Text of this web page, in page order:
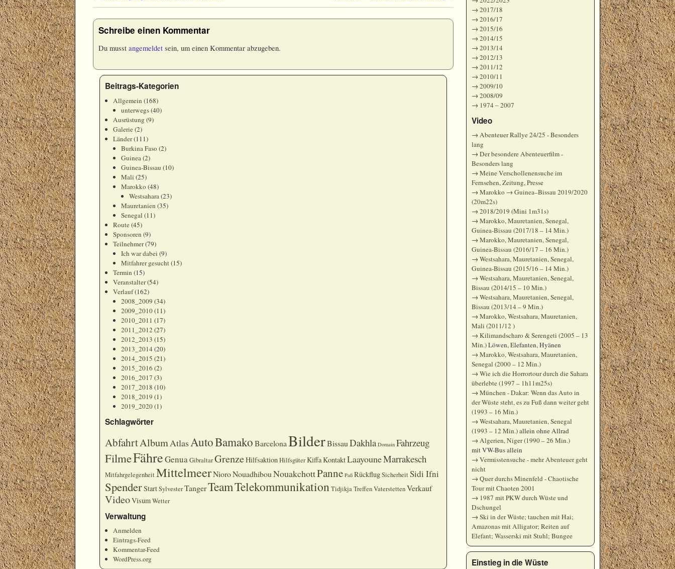
Schreibe einen Kommentar
Du musst angemeldet sein, um einen Kommentar abzugeben.
Beitrags-Kategorien
Allgemein (168)
unterwegs(40)
Ausrüstung (9)
Galerie(2)
Länder(111)
Burkina Faso (2)
Guinea(2)
Guinea-Bissau (10)
Mali (25)
Marokko (48)
Westsahara(23)
Mauretanien (35)
Senegal (11)
Route(45)
Sponsoren (9)
Teilnehmer(79)
Ich war dabei (9)
Mitfahrer gesucht(15)
Termin (15)
Veranstalter(54)
Verlauf(162)
2008_2009 (34)
2009_2010(11)
2010_2011 (17)
2011_2012 (27)
2012_2013 (15)
2013_2014(20)
2014_2015 (21)
2015_2016 (2)
2016_2017 (3)
2017_2018 (10)
2018_2019 (1)
2019_2020(1)
Schlagwörter
AbfahrtAlbumAtlas AutoBamako Barcelona BilderBissau Dakhla Domain Fahrzeug
FilmeFähreGenuaGibraltarGrenzeHilfsaktionHilfsgüterKiffaKontaktLaayouneMarrakesch
MitfahrgelegenheitMittelmeerNioroNouadhibou NouakchottPanne Paß RückflugSicherheitSidi Ifni
SpenderStartSylvesterTangerTeamTelekommunikationTidjikjaTreffenVaterstettenVerkauf
VideoVisumWetter
Verwaltung
Anmelden
Eintrags-Feed
Kommentar-Feed
WordPress.org
→2017/18
→2016/17
→2015/16
→2014/15
→2013/14
→2012/13
→2011/12
→2010/11
→2009/10
→2008/09
→ 1974 ‒ 2007
Video
→Abenteuer Rallye 24/25 - Besonders
lang
→Der besondere Abenteuerfilm -
Besonders lang
→Meine Verschollenensuche im
Fernsehen, Zeitung, Presse
→Marokko → Guinea–Bissau 2019/2020
(20m22s)
→2018/2019 (Mini 1m31s)
→Marokko, Mauretanien, Senegal,
Guinea-Bissau (2017/18 – 14 Min.)
→Marokko, Mauretanien, Senegal,
Guinea-Bissau (2016/17 – 16 Min.)
→Westsahara, Mauretanien, Senegal,
Guinea-Bissau (2015/16 – 14 Min.)
→Westsahara, Mauretanien, Senegal,
Bissau (2014/15 – 10 Min.)
→Westsahara, Mauretanien, Senegal,
Bissau (2013/14 – 9 Min.)
→Marokko, Westsahara, Mauretanien,
Mali (2011/12 )
→Kilimandscharo & Serengeti (2005 – 13
Min.)Löwen, Elefanten, Hyänen
→Marokko, Westsahara, Mauretanien,
Senegal (2000 – 12 Min.)
→Wie ich die Horrortour durch die Sahara
überlebte (1997 – 1h11m25s)
→München - Dakar: Wenn das Auto in
der Wüste steht, es zu Fuß dann weiter geht
(1993 – 16 Min.)
→Westsahara, Mauretanien, Senegal
(1993 – 12 Min.)allein ohne Allrad
→Algerien, Niger (1990 – 26 Min.)
mit VW-Bus allein
→Vermisstensuche - mehr Abenteuer geht
nicht
→Quer durchs Minenfeld - Chaotische
Tour mit Chaoten 2001
→ 1987 mit PKW durch Wüste und
Dschungel
→Ski in der Wüste; tauchen mit Hai;
Amazonas mit Alligator; Reiten auf
Elefant; Wasserski mit Stuhl; Bungee
Einstieg in die Wüste